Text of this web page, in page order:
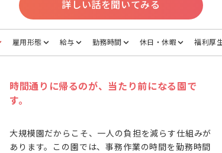
詳しい話を聞いてみる
雇用形態 給与 勤務時間 休日・休暇 福利厚生
時間通りに帰るのが、当たり前になる園で
す。
大規模園だからこそ、一人の負担を減らす仕組みが
あります。この園では、事務作業の時間を勤務時間